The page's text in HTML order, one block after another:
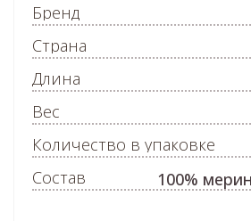
Бренд
Страна
Длина
Вес
Количество в упаковке
Состав
100%